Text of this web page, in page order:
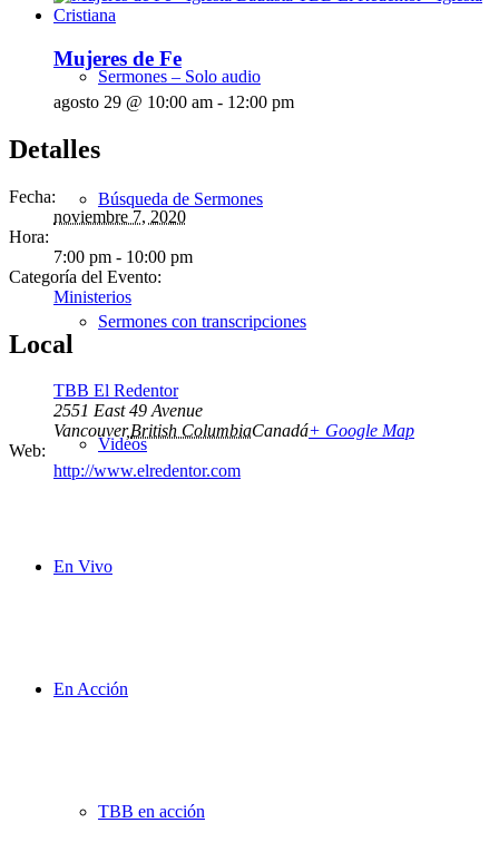
Sermones – Solo audio
Búsqueda de Sermones
Sermones con transcripciones
Videos
En Vivo
En Acción
TBB en acción
Mujeres de Fe
agosto 29 @ 10:00 am - 12:00 pm
Detalles
Fecha:
noviembre 7, 2020
Hora:
7:00 pm - 10:00 pm
Categoría del Evento:
Ministerios
Local
TBB El Redentor
2551 East 49 Avenue
Vancouver,British ColumbiaCanadá+ Google Map
Web:
http://www.elredentor.com